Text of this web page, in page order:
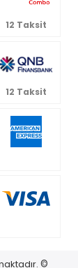
12 Taksit
12 Taksit
©